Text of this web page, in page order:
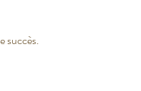
succès.